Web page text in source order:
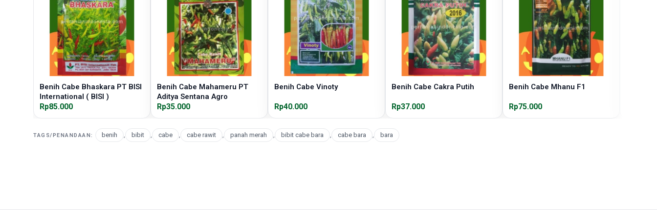
Benih Cabe Bhaskara PT BISI
International ( BISI )
Rp85.000
Benih Cabe Mahameru PT
Aditya Sentana Agro
Rp35.000
Benih Cabe Vinoty
Rp40.000
Benih Cabe Cakra Putih
Rp37.000
Benih Cabe Mhanu F1
Rp75.000
TAGS/PENANDAAN: benih , bibit , cabe , cabe rawit , panah merah , bibit cabe bara , cabe bara , bara